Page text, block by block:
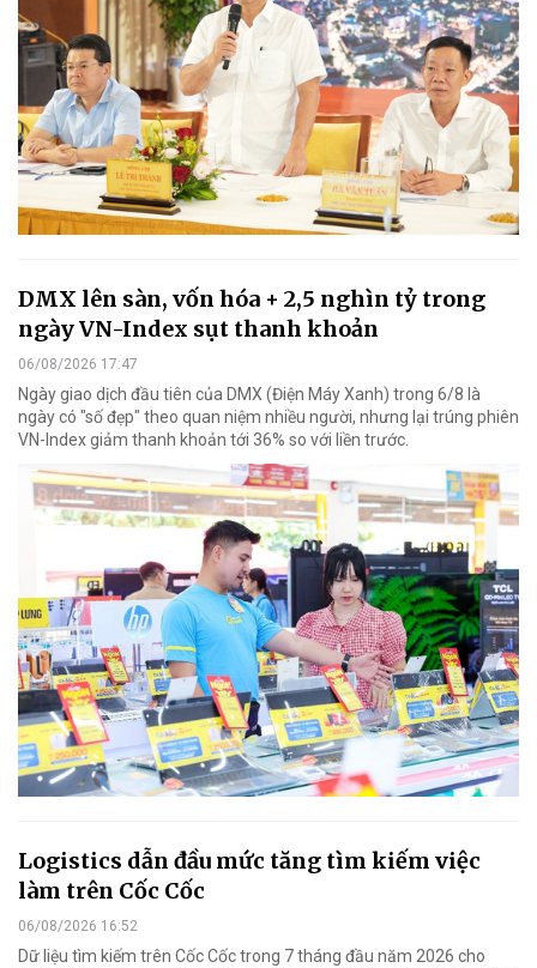
DMX lên sàn, vốn hóa + 2,5 nghìn tỷ trong
ngày VN-Index sụt thanh khoản
06/08/2026 17:47
Ngày giao dịch đầu tiên của DMX (Điện Máy Xanh) trong 6/8 là
ngày có "số đẹp" theo quan niệm nhiều người, nhưng lại trúng phiên
VN-Index giảm thanh khoản tới 36% so với liền trước.
Logistics dẫn đầu mức tăng tìm kiếm việc
làm trên Cốc Cốc
06/08/2026 16:52
Dữ liệu tìm kiếm trên Cốc Cốc trong 7 tháng đầu năm 2026 cho